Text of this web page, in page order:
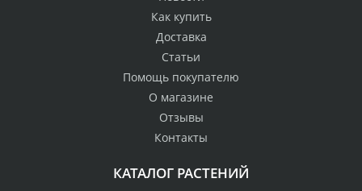
Как купить
Доставка
Статьи
Помощь покупателю
О магазине
Отзывы
Контакты
КАТАЛОГ РАСТЕНИЙ